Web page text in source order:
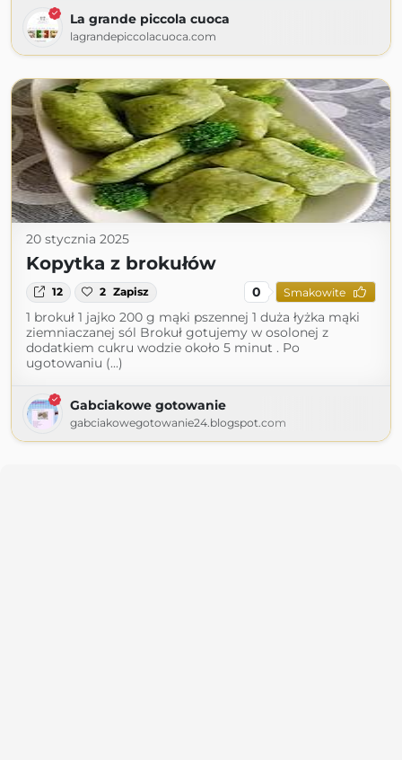
La grande piccola cuoca
lagrandepiccolacuoca.com
20 stycznia 2025
Kopytka z brokułów
12 2 Zapisz 0 Smakowite
1 brokuł 1 jajko 200 g mąki pszennej 1 duża łyżka mąki
ziemniaczanej sól Brokuł gotujemy w osolonej z
dodatkiem cukru wodzie około 5 minut . Po
ugotowaniu (...)
Gabciakowe gotowanie
gabciakowegotowanie24.blogspot.com